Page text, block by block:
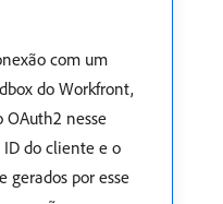
com um
do Workfront,
nesse
do cliente e o
gerados por esse